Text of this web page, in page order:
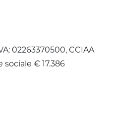
02263370500, CCIAA
sociale € 17.386